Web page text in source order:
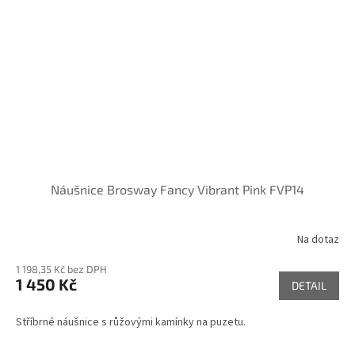
Náušnice Brosway Fancy Vibrant Pink FVP14
Na dotaz
1 198,35 Kč bez DPH
1 450 Kč DETAIL
Stříbrné náušnice s růžovými kamínky na puzetu.